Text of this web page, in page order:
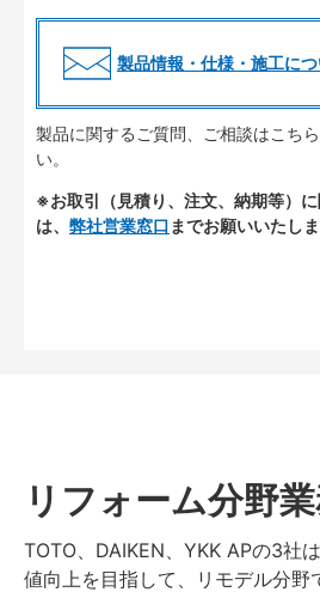
製品情報・仕様・施工に
製品に関するご質問、ご相談はこち
い。
※お取引（見積り、注文、納期等）
は、 弊社営業窓口 までお願いいたしま
リフォーム分野
TOTO、DAIKEN、YKK APの3社
値向上を目指して、リモデル分